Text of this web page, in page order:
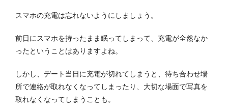
スマホの充電は忘れないようにしましょう。
前日にスマホを持ったまま眠ってしまって、充電が全然なか
ったということはありますよね。
しかし、デート当日に充電が切れてしまうと、待ち合わせ場
所で連絡が取れなくなってしまったり、大切な場面で写真を
取れなくなってしまうことも。